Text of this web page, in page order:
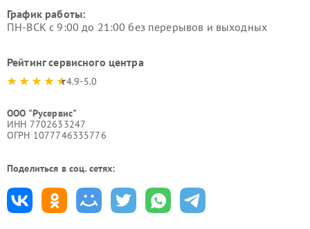
График работы:
ПН-ВСК с 9:00 до 21:00 без перерывов и выходных
Рейтинг сервисного центра
4.9-5.0
ООО "Русервис"
ИНН 7702633247
ОГРН 1077746335776
Поделиться в соц. сетях: